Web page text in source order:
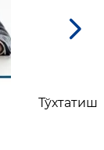
Тўхтатиш